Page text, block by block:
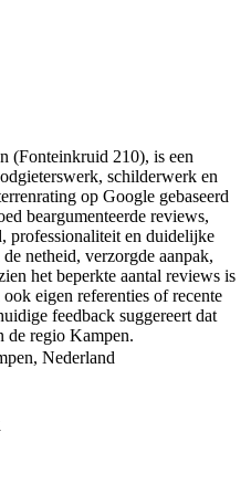
(Fonteinkruid 210), is een
schilderwerk en
op Google gebaseerd
beargumenteerde reviews,
professionaliteit en duidelijke
netheid, verzorgde aanpak,
het beperkte aantal reviews is
eigen referenties of recente
feedback suggereert dat
de regio Kampen.
Nederland